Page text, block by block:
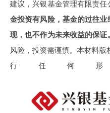
建议，兴银基金管理有限责
金投资有风险，基金的过往
现，也不作为未来收益的保证
风险，投资需谨慎。本材料
行任何